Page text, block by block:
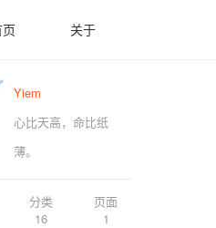
关于
Yiem
心比天高，命比纸
薄。
分类
16
页面
1